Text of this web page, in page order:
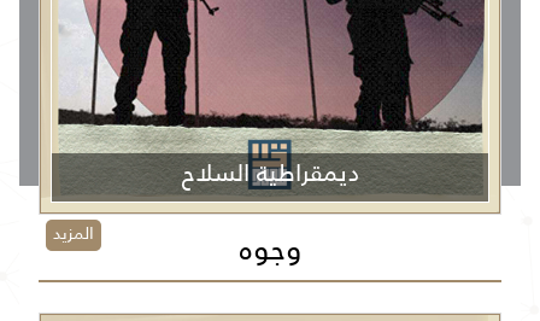
ديمقراطية السلاح
المزيد وجوه